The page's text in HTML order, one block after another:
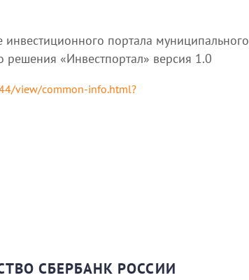
портала муниципального
решения «Инвестпортал» версия 1.0
view/common-info.html?
СБЕРБАНК РОССИИ